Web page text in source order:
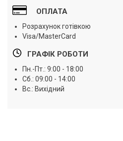
ОПЛАТА
Розрахунок готівкою
Visa/MasterCard
ГРАФІК РОБОТИ
Пн.-Пт.: 9:00 - 18:00
Сб.: 09:00 - 14:00
Вс.: Вихідний